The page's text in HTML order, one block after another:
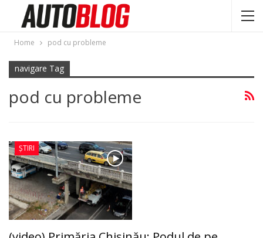
Home pod cu probleme
navigare Tag
pod cu probleme
ȘTIRI